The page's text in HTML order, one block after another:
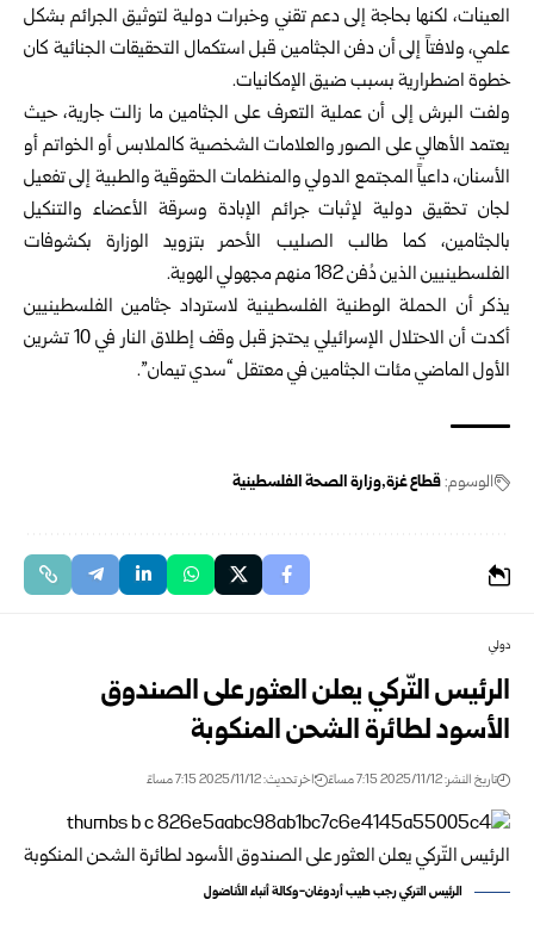
العينات، لكنها بحاجة إلى دعم تقني وخبرات دولية لتوثيق الجرائم بشكل
علمي، ولافتاً إلى أن دفن الجثامين قبل استكمال التحقيقات الجنائية كان
خطوة اضطرارية بسبب ضيق الإمكانيات.
ولفت البرش إلى أن عملية التعرف على الجثامين ما زالت جارية، حيث
يعتمد الأهالي على الصور والعلامات الشخصية كالملابس أو الخواتم أو
الأسنان، داعياً المجتمع الدولي والمنظمات الحقوقية والطبية إلى تفعيل
لجان تحقيق دولية لإثبات جرائم الإبادة وسرقة الأعضاء والتنكيل
بالجثامين، كما طالب الصليب الأحمر بتزويد الوزارة بكشوفات
الفلسطينيين الذين دُفن 182 منهم مجهولي الهوية.
يذكر أن الحملة الوطنية الفلسطينية لاسترداد جثامين الفلسطينيين
أكدت أن الاحتلال الإسرائيلي يحتجز قبل وقف إطلاق النار في 10 تشرين
الأول الماضي مئات الجثامين في معتقل “سدي تيمان”.
الوسوم:قطاع غزة وزارة الصحة الفلسطينية
دولي
الرئيس التّركي يعلن العثور على الصندوق
الأسود لطائرة الشحن المنكوبة
تاريخ النشر: 2025/11/12 7:15 مساءً اخر تحديث: 2025/11/12 7:15 مساءً
الرئيس التركي رجب طيب أردوغان-وكالة أنباء الأناضول